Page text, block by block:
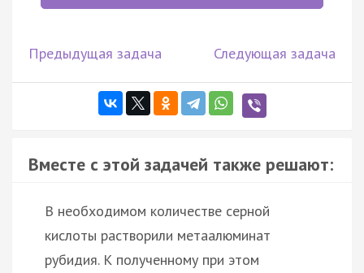
Предыдущая задача Следующая задача
Вместе с этой задачей также решают:
В необходимом количестве серной
кислоты растворили метаалюминат
рубидия. К полученному при этом